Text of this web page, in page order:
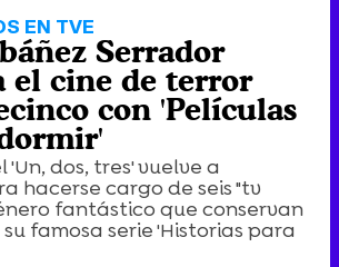
EN TVE
Serrador
el cine de terror
con 'Películas
'Un, dos, tres' vuelve a
hacerse cargo de seis "tv
fantástico que conservan
famosa serie 'Historias para